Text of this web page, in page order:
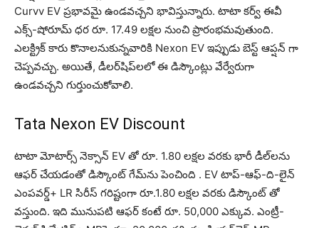
Curvv EV ప్రభావమై ఉండ‌వ‌చ్చ‌ని భావిస్తున్నారు. టాటా క‌ర్వ్ ఈవీ
ఎక్స్-షోరూమ్ ధ‌ర‌ రూ. 17.49 లక్షల నుంచి ప్రారంభమవుతుంది.
ఎల‌క్ట్రిక్ కారు కొనాల‌నుకున్న‌వారికి Nexon EV ఇప్పుడు బెస్ట్ ఆప్ష‌న్ గా
చెప్ప‌వ‌చ్చు. అయితే, డీలర్‌షిప్‌లలో ఈ డిస్కౌంట్లు వేర్వేరుగా
ఉండవచ్చని గుర్తుంచుకోవాలి.
Tata Nexon EV Discount
టాటా మోటార్స్ నెక్సాన్ EV తో రూ. 1.80 లక్షల వరకు భారీ డీల్‌లను
ఆఫర్ చేయడంతో డిస్కౌంట్ గేమ్‌ను పెంచింది . EV టాప్-ఆఫ్-ది-లైన్
ఎంపవర్డ్+ LR సిరీస్ గరిష్టంగా రూ.1.80 లక్షల వరకు డిస్కౌంట్ తో
వస్తుంది. ఇది మునుపటి ఆఫర్ కంటే రూ. 50,000 ఎక్కువ. ఎంట్రీ-